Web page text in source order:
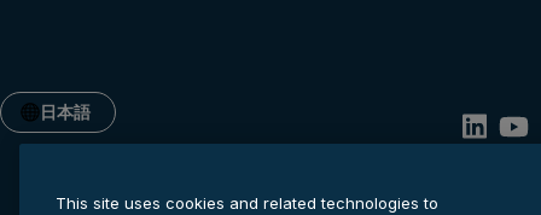
日本語
This site uses cookies and related technologies to